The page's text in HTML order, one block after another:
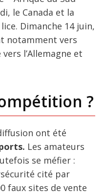
le Canada et la
Dimanche 14 juin,
notamment vers
l’Allemagne et
?
ont été
Les amateurs
se méfier :
cité par
faux sites de vente